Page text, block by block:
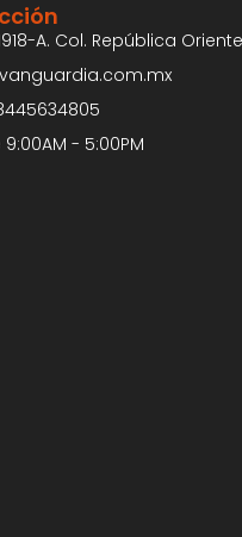
A. Col. República
- 5:00PM